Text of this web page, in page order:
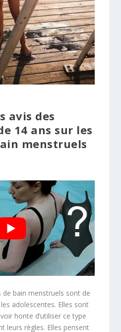
avis des
14 ans sur les
menstruels
de bain menstruels sont de
adolescentes. Elles sont
honte d’utiliser ce type
leurs règles. Elles pensent